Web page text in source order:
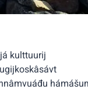
kulttuurij